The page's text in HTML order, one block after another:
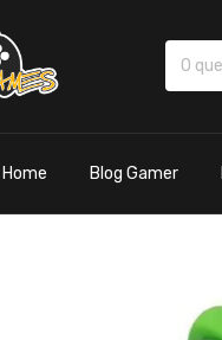
Home Blog Gamer